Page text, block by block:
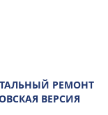
РЕМОНТ
ВЕРСИЯ